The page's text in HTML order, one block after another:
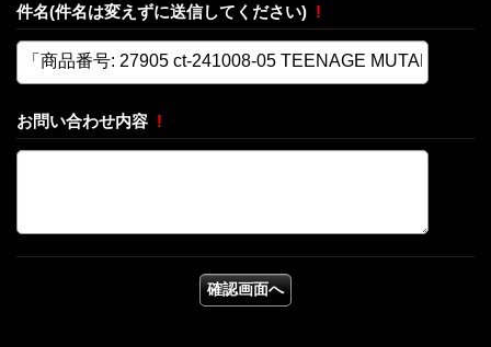
件名(件名は変えずに送信してください) !
お問い合わせ内容 !